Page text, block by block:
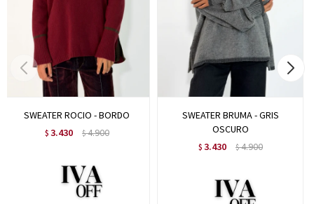
SWEATER ROCIO - BORDO
$ 3.430 $4.900
SWEATER BRUMA - GRIS
OSCURO
$ 3.430 $4.900